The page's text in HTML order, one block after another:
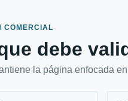
COMERCIAL
debe
la página enfocada